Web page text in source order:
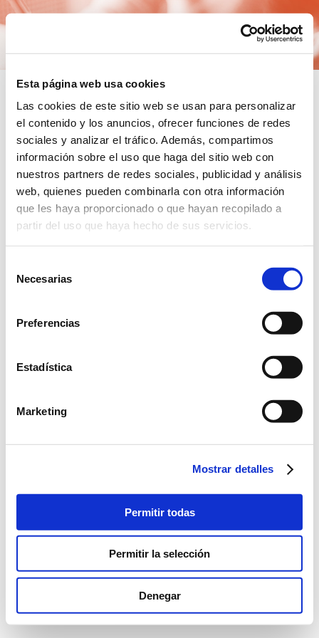
Esta página web usa cookies
Las cookies de este sitio web se usan para personalizar
el contenido y los anuncios, ofrecer funciones de redes
sociales y analizar el tráfico. Además, compartimos
información sobre el uso que haga del sitio web con
nuestros partners de redes sociales, publicidad y análisis
web, quienes pueden combinarla con otra información
que les haya proporcionado o que hayan recopilado a
partir del uso que haya hecho de sus servicios.
Necesarias
Preferencias
Estadística
Marketing
Mostrar detalles
Permitir todas
Permitir la selección
Denegar
Accede a tu cuenta
DNI
Contraseña